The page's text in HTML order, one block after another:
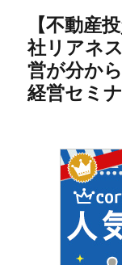
【不動産
社リアネ
営が分か
経営セミ